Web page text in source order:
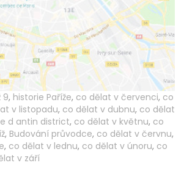
9, historie Paříže, co dělat v červenci, co
v listopadu, co dělat v dubnu, co dělat
d antin district, co dělat v květnu, co
, Budování průvodce, co dělat v červnu,
, co dělat v lednu, co dělat v únoru, co
v září